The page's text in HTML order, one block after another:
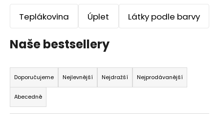
Teplákovina Úplet Látky podle barvy
Naše bestsellery
Ř
a
z
e
n
Doporučujeme Nejlevnější Nejdražší Nejprodávanější
Abecedně
p
r
u
č
j
e
m
e